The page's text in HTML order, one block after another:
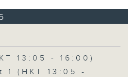
13:05 - 16:00)
1 (HKT 13:05 -